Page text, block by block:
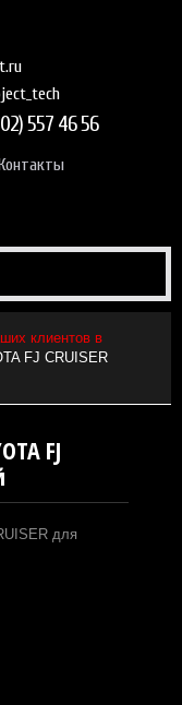
557 46 56
клиентов в
FJ CRUISER
FJ